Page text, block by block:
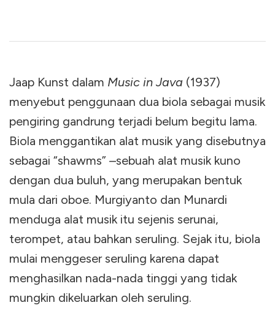
Jaap Kunst dalam Music in Java (1937)
menyebut penggunaan dua biola sebagai musik
pengiring gandrung terjadi belum begitu lama.
Biola menggantikan alat musik yang disebutnya
sebagai “shawms” –sebuah alat musik kuno
dengan dua buluh, yang merupakan bentuk
mula dari oboe. Murgiyanto dan Munardi
menduga alat musik itu sejenis serunai,
terompet, atau bahkan seruling. Sejak itu, biola
mulai menggeser seruling karena dapat
menghasilkan nada-nada tinggi yang tidak
mungkin dikeluarkan oleh seruling.